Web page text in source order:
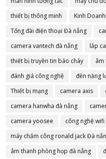
thiết bị thông minh
Kinh Doanh
Tổng đài điện thoại Đà nẵng
camera vantech đà nẵng
lắp
thiết bị truyền tin báo cháy
âm
đánh giá công nghệ
đèn năng
Thiết bị mạng
camera axis
camera hanwha đà nẵng
camera yoosee
công nghệ wifi
máy chấm công ronald jack Đà
âm thanh phòng họp đà nẵng